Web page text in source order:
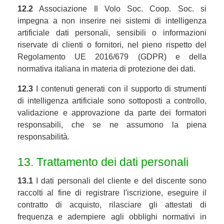
12.2 Associazione Il Volo Soc. Coop. Soc. si
impegna a non inserire nei sistemi di intelligenza
artificiale dati personali, sensibili o informazioni
riservate di clienti o fornitori, nel pieno rispetto del
Regolamento UE 2016/679 (GDPR) e della
normativa italiana in materia di protezione dei dati.
12.3 I contenuti generati con il supporto di strumenti
di intelligenza artificiale sono sottoposti a controllo,
validazione e approvazione da parte dei formatori
responsabili, che se ne assumono la piena
responsabilità.
13. Trattamento dei dati personali
13.1 I dati personali del cliente e del discente sono
raccolti al fine di registrare l'iscrizione, eseguire il
contratto di acquisto, rilasciare gli attestati di
frequenza e adempiere agli obblighi normativi in